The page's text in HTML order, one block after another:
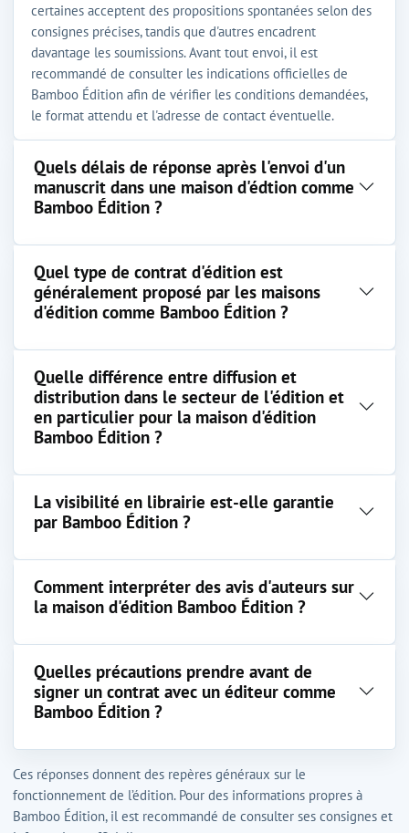
certaines acceptent des propositions spontanées selon des
consignes précises, tandis que d'autres encadrent
davantage les soumissions. Avant tout envoi, il est
recommandé de consulter les indications officielles de
Bamboo Édition afin de vérifier les conditions demandées,
le format attendu et l'adresse de contact éventuelle.
Quels délais de réponse après l'envoi d'un
manuscrit dans une maison d'édtion comme
Bamboo Édition ?
Quel type de contrat d'édition est
généralement proposé par les maisons
d'édition comme Bamboo Édition ?
Quelle différence entre diffusion et
distribution dans le secteur de l'édition et
en particulier pour la maison d'édition
Bamboo Édition ?
La visibilité en librairie est-elle garantie
par Bamboo Édition ?
Comment interpréter des avis d'auteurs sur
la maison d'édition Bamboo Édition ?
Quelles précautions prendre avant de
signer un contrat avec un éditeur comme
Bamboo Édition ?
Ces réponses donnent des repères généraux sur le
fonctionnement de l’édition. Pour des informations propres à
Bamboo Édition, il est recommandé de consulter ses consignes et